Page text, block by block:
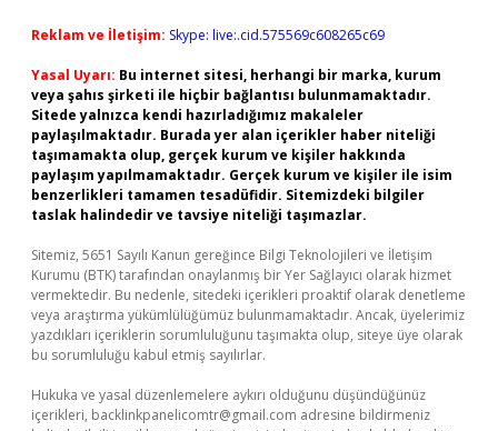
Reklam ve İletişim: Skype: live:.cid.575569c608265c69
Yasal Uyarı: Bu internet sitesi, herhangi bir marka, kurum
veya şahıs şirketi ile hiçbir bağlantısı bulunmamaktadır.
Sitede yalnızca kendi hazırladığımız makaleler
paylaşılmaktadır. Burada yer alan içerikler haber niteliği
taşımamakta olup, gerçek kurum ve kişiler hakkında
paylaşım yapılmamaktadır. Gerçek kurum ve kişiler ile isim
benzerlikleri tamamen tesadüfidir. Sitemizdeki bilgiler
taslak halindedir ve tavsiye niteliği taşımazlar.
Sitemiz, 5651 Sayılı Kanun gereğince Bilgi Teknolojileri ve İletişim
Kurumu (BTK) tarafından onaylanmış bir Yer Sağlayıcı olarak hizmet
vermektedir. Bu nedenle, sitedeki içerikleri proaktif olarak denetleme
veya araştırma yükümlülüğümüz bulunmamaktadır. Ancak, üyelerimiz
yazdıkları içeriklerin sorumluluğunu taşımakta olup, siteye üye olarak
bu sorumluluğu kabul etmiş sayılırlar.
Hukuka ve yasal düzenlemelere aykırı olduğunu düşündüğünüz
içerikleri, backlinkpanelicomtr@gmail.com adresine bildirmeniz